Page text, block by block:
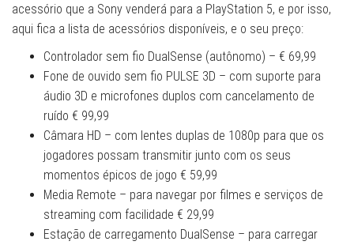
acessório que a Sony venderá para a PlayStation 5, e por isso,
aqui fica a lista de acessórios disponíveis, e o seu preço:
Controlador sem fio DualSense (autônomo) – € 69,99
Fone de ouvido sem fio PULSE 3D – com suporte para
áudio 3D e microfones duplos com cancelamento de
ruído € 99,99
Câmara HD – com lentes duplas de 1080p para que os
jogadores possam transmitir junto com os seus
momentos épicos de jogo € 59,99
Media Remote – para navegar por filmes e serviços de
streaming com facilidade € 29,99
Estação de carregamento DualSense – para carregar